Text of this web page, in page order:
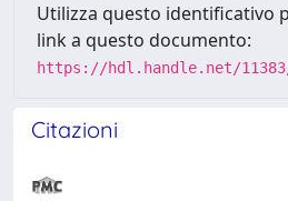
Utilizza questo identificativo
link a questo documento:
https://hdl.handle.net/11383/
Citazioni